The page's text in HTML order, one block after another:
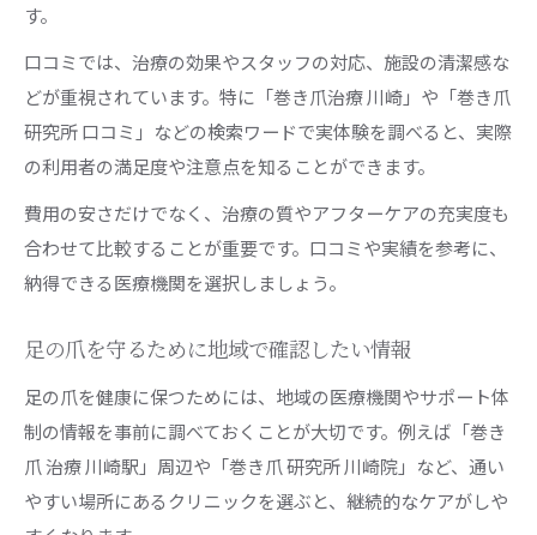
す。
口コミでは、治療の効果やスタッフの対応、施設の清潔感な
どが重視されています。特に「巻き爪治療 川崎」や「巻き爪
研究所 口コミ」などの検索ワードで実体験を調べると、実際
の利用者の満足度や注意点を知ることができます。
費用の安さだけでなく、治療の質やアフターケアの充実度も
合わせて比較することが重要です。口コミや実績を参考に、
納得できる医療機関を選択しましょう。
足の爪を守るために地域で確認したい情報
足の爪を健康に保つためには、地域の医療機関やサポート体
制の情報を事前に調べておくことが大切です。例えば「巻き
爪 治療 川崎駅」周辺や「巻き爪 研究所 川崎院」など、通い
やすい場所にあるクリニックを選ぶと、継続的なケアがしや